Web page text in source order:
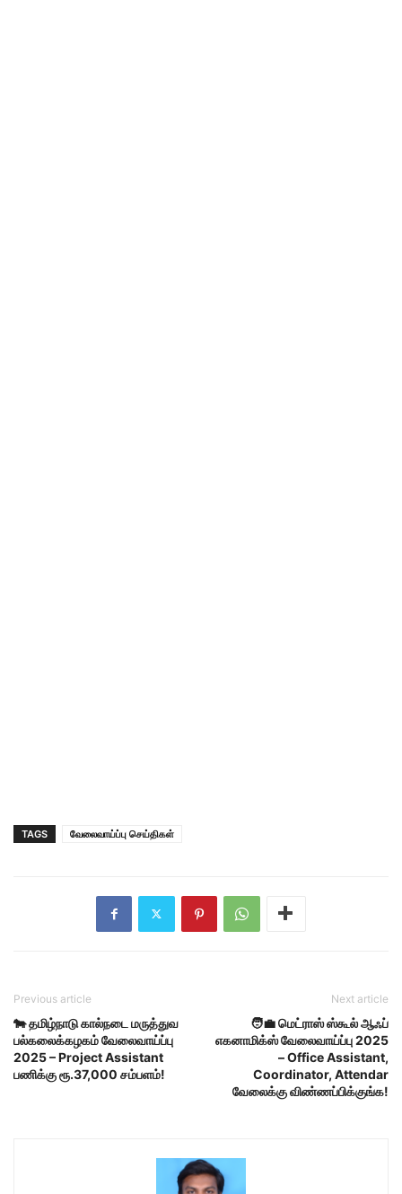
TAGS வேலைவாய்ப்பு செய்திகள்
Previous article
🐄 தமிழ்நாடு கால்நடை மருத்துவ
பல்கலைக்கழகம் வேலைவாய்ப்பு
2025 – Project Assistant
பணிக்கு ரூ.37,000 சம்பளம்!
Next article
🧑‍💼 மெட்ராஸ் ஸ்கூல் ஆஃப்
எகனாமிக்ஸ் வேலைவாய்ப்பு 2025
– Office Assistant,
Coordinator, Attendar
வேலைக்கு விண்ணப்பிக்குங்க!